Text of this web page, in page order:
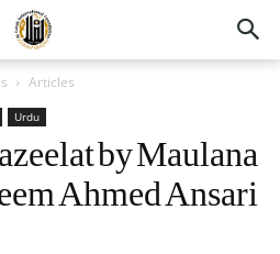
Articles
Urdu
by Maulana
Ahmed Ansari